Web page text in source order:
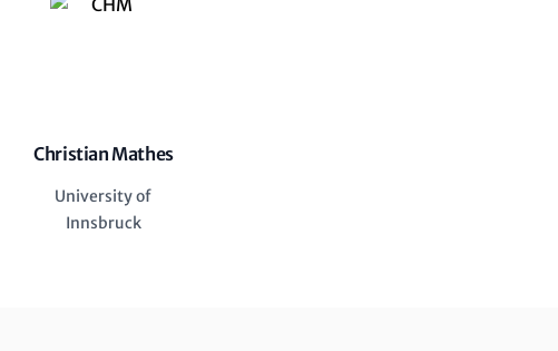
Christian Mathes
University of
Innsbruck